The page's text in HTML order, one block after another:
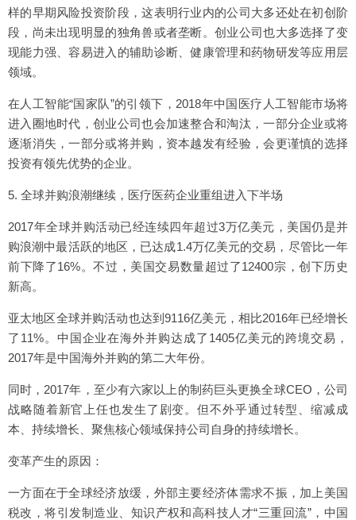
样的早期风险投资阶段，这表明行业内的公司大多还处在初创阶
段，尚未出现明显的独角兽或者垄断。创业公司也大多选择了变
现能力强、容易进入的辅助诊断、健康管理和药物研发等应用层
领域。
在人工智能“国家队”的引领下，2018年中国医疗人工智能市场将
进入圈地时代，创业公司也会加速整合和淘汰，一部分企业或将
逐渐消失，一部分或将并购，资本越发有经验，会更谨慎的选择
投资有领先优势的企业。
5. 全球并购浪潮继续，医疗医药企业重组进入下半场
2017年全球并购活动已经连续四年超过3万亿美元，美国仍是并
购浪潮中最活跃的地区，已达成1.4万亿美元的交易，尽管比一年
前下降了16%。不过，美国交易数量超过了12400宗，创下历史
新高。
亚太地区全球并购活动也达到9116亿美元，相比2016年已经增长
了11%。中国企业在海外并购达成了1405亿美元的跨境交易，
2017年是中国海外并购的第二大年份。
同时，2017年，至少有六家以上的制药巨头更换全球CEO，公司
战略随着新官上任也发生了剧变。但不外乎通过转型、缩减成
本、持续增长、聚焦核心领域保持公司自身的持续增长。
变革产生的原因：
一方面在于全球经济放缓，外部主要经济体需求不振，加上美国
税改，将引发制造业、知识产权和高科技人才“三重回流”，中国